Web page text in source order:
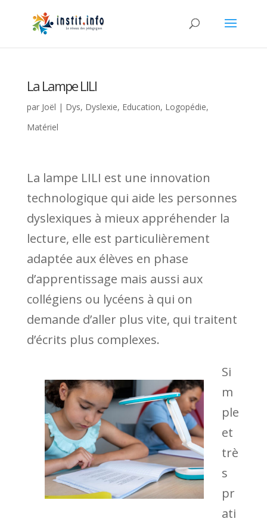
La Lampe LILI
par Joël | Dys, Dyslexie, Education, Logopédie,
Matériel
La lampe LILI est une innovation
technologique qui aide les personnes
dyslexiques à mieux appréhender la
lecture, elle est particulièrement
adaptée aux élèves en phase
d’apprentissage mais aussi aux
collégiens ou lycéens à qui on
demande d’aller plus vite, qui traitent
d’écrits plus complexes.
Si
m
ple
et
trè
s
pr
ati